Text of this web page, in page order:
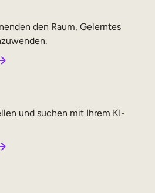
den Raum, Gelerntes
und suchen mit Ihrem KI-